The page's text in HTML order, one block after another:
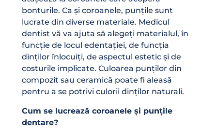
bonturile. Ca și coroanele, punțile sunt
lucrate din diverse materiale. Medicul
dentist vă va ajuta să alegeți materialul, în
funcție de locul edentației, de funcția
dinților înlocuiți, de aspectul estetic și de
costurile implicate. Culoarea punților din
compozit sau ceramică poate fi aleasă
pentru a se potrivi culorii dinților naturali.
Cum se lucrează coroanele și punțile
dentare?